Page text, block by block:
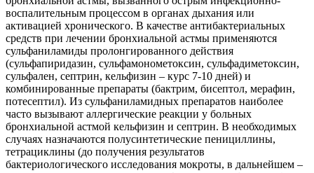
воспалительным процессом в органах дыхания или
активацией хронического. В качестве антибактериальных
средств при лечении бронхиальной астмы применяются
сульфаниламиды пролонгированного действия
(сульфапиридазин, сульфамонометоксин, сульфадиметоксин,
сульфален, септрин, кельфизин – курс 7-10 дней) и
комбинированные препараты (бактрим, бисептол, мерафин,
потесептил). Из сульфаниламидных препаратов наиболее
часто вызывают аллергические реакции у больных
бронхиальной астмой кельфизин и септрин. В необходимых
случаях назначаются полусинтетические пенициллины,
тетрациклины (до получения результатов
бактериологического исследования мокроты, в дальнейшем –